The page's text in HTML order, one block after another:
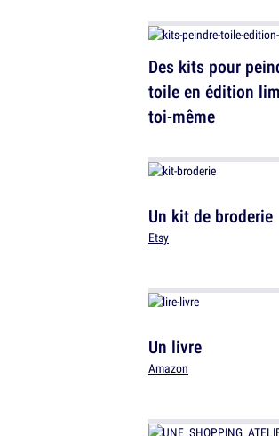
Des kits pour
toile en édition
toi-même
Un kit de broderie
Etsy
Un livre
Amazon